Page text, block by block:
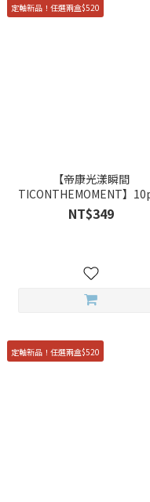
定軸新品！任選兩盒$520
【帝康光漾瞬間
TICONTHEMOMENT】
星河月曦 Dawn 彩色日拋
NT$349
定軸新品！任選兩盒$520